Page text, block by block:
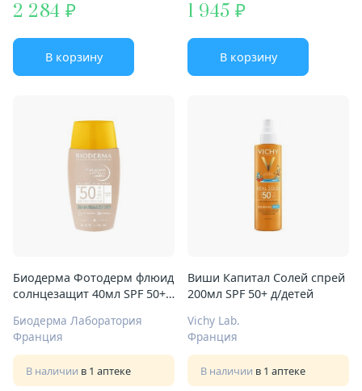
2 284
В корзину
1 945
В корзину
Биодерма Фотодерм флюид
солнцезащит 40мл SPF 50+
Биодерма Лаборатория
Франция
В наличии в 1 аптеке
Виши Капитал Солей спрей
200мл SPF 50+ д/детей
Vichy Lab.
Франция
В наличии в 1 аптеке